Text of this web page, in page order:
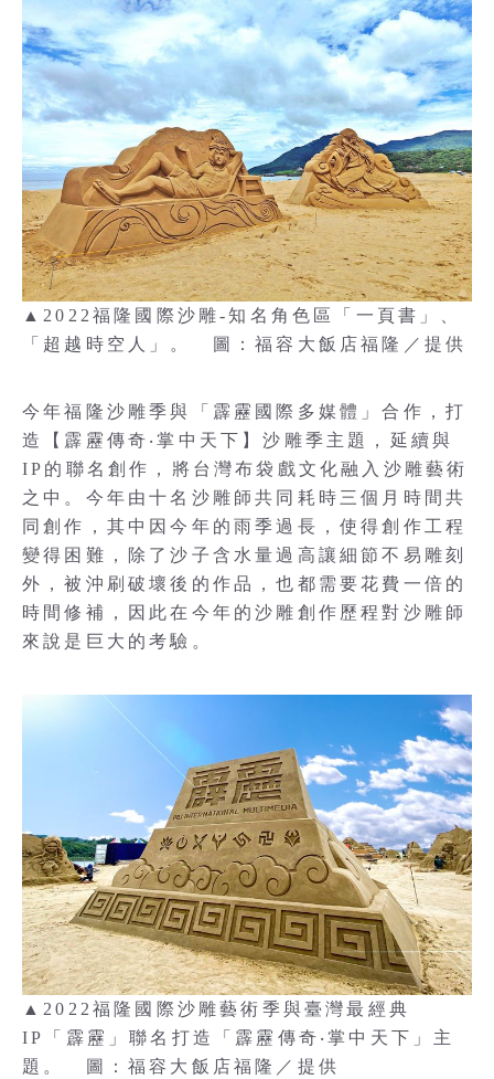
▲2022福隆國際沙雕-知名角色區「一頁書」、
「超越時空人」。 圖：福容大飯店福隆／提供
今年福隆沙雕季與「霹靂國際多媒體」合作，打
造【霹靂傳奇‧掌中天下】沙雕季主題，延續與
IP的聯名創作，將台灣布袋戲文化融入沙雕藝術
之中。今年由十名沙雕師共同耗時三個月時間共
同創作，其中因今年的雨季過長，使得創作工程
變得困難，除了沙子含水量過高讓細節不易雕刻
外，被沖刷破壞後的作品，也都需要花費一倍的
時間修補，因此在今年的沙雕創作歷程對沙雕師
來說是巨大的考驗。
▲2022福隆國際沙雕藝術季與臺灣最經典
IP「霹靂」聯名打造「霹靂傳奇‧掌中天下」主
題。 圖：福容大飯店福隆／提供